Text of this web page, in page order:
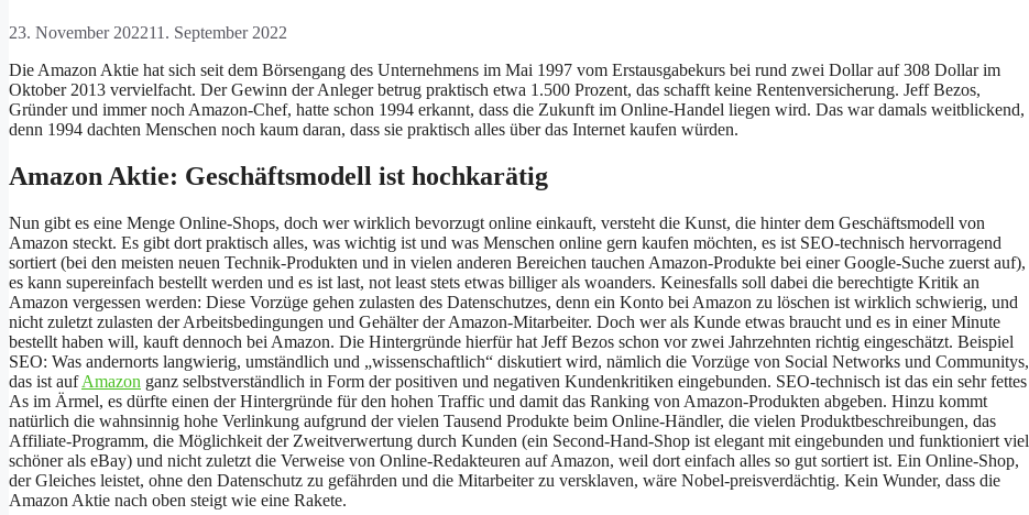
23. November 202211. September 2022
Die Amazon Aktie hat sich seit dem Börsengang des Unternehmens im Mai 1997 vom Erstausgabekurs bei rund zwei Dollar auf 308 Dollar im
Oktober 2013 vervielfacht. Der Gewinn der Anleger betrug praktisch etwa 1.500 Prozent, das schafft keine Rentenversicherung. Jeff Bezos,
Gründer und immer noch Amazon-Chef, hatte schon 1994 erkannt, dass die Zukunft im Online-Handel liegen wird. Das war damals weitblickend,
denn 1994 dachten Menschen noch kaum daran, dass sie praktisch alles über das Internet kaufen würden.
Amazon Aktie: Geschäftsmodell ist hochkarätig
Nun gibt es eine Menge Online-Shops, doch wer wirklich bevorzugt online einkauft, versteht die Kunst, die hinter dem Geschäftsmodell von
Amazon steckt. Es gibt dort praktisch alles, was wichtig ist und was Menschen online gern kaufen möchten, es ist SEO-technisch hervorragend
sortiert (bei den meisten neuen Technik-Produkten und in vielen anderen Bereichen tauchen Amazon-Produkte bei einer Google-Suche zuerst auf),
es kann supereinfach bestellt werden und es ist last, not least stets etwas billiger als woanders. Keinesfalls soll dabei die berechtigte Kritik an
Amazon vergessen werden: Diese Vorzüge gehen zulasten des Datenschutzes, denn ein Konto bei Amazon zu löschen ist wirklich schwierig, und
nicht zuletzt zulasten der Arbeitsbedingungen und Gehälter der Amazon-Mitarbeiter. Doch wer als Kunde etwas braucht und es in einer Minute
bestellt haben will, kauft dennoch bei Amazon. Die Hintergründe hierfür hat Jeff Bezos schon vor zwei Jahrzehnten richtig eingeschätzt. Beispiel
SEO: Was andernorts langwierig, umständlich und „wissenschaftlich“ diskutiert wird, nämlich die Vorzüge von Social Networks und Communitys,
das ist aufAmazon ganz selbstverständlich in Form der positiven und negativen Kundenkritiken eingebunden. SEO-technisch ist das ein sehr fettes
As im Ärmel, es dürfte einen der Hintergründe für den hohen Traffic und damit das Ranking von Amazon-Produkten abgeben. Hinzu kommt
natürlich die wahnsinnig hohe Verlinkung aufgrund der vielen Tausend Produkte beim Online-Händler, die vielen Produktbeschreibungen, das
Affiliate-Programm, die Möglichkeit der Zweitverwertung durch Kunden (ein Second-Hand-Shop ist elegant mit eingebunden und funktioniert viel
schöner als eBay) und nicht zuletzt die Verweise von Online-Redakteuren auf Amazon, weil dort einfach alles so gut sortiert ist. Ein Online-Shop,
der Gleiches leistet, ohne den Datenschutz zu gefährden und die Mitarbeiter zu versklaven, wäre Nobel-preisverdächtig. Kein Wunder, dass die
Amazon Aktie nach oben steigt wie eine Rakete.